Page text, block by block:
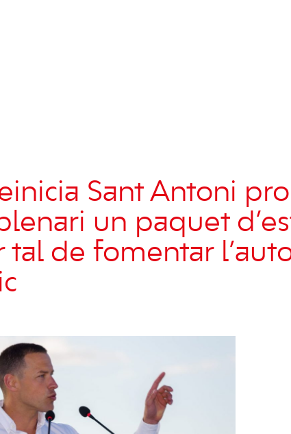
Sant Antoni
un paquet
tal de fomentar